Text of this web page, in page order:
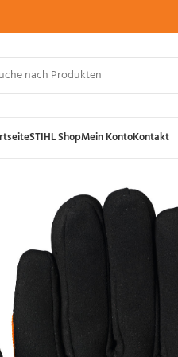
STIHL ShopMein KontoKontakt